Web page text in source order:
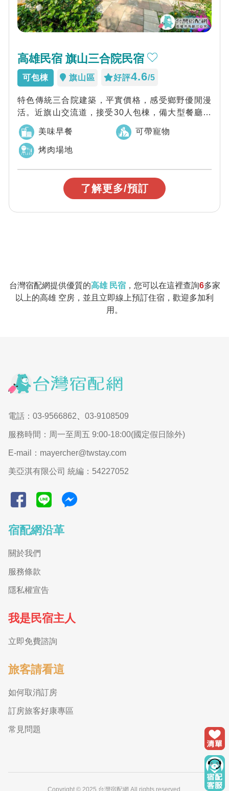
高雄民宿 旗山三合院民宿
可包棟 旗山區 好評4.6/5
特色傳統三合院建築，平實價格，感受鄉野優閒漫
活。近旗山交流道，接受30人包棟，備大型餐廳空
間。可會議、歡唱、烤肉，還可以帶毛小孩同...
美味早餐 可帶寵物
烤肉場地
了解更多/預訂
台灣宿配網提供優質的高雄 民宿，您可以在這裡查詢6多家
以上的高雄 空房，並且立即線上預訂住宿，歡迎多加利
用。
電話：03-9566862 03-9108509
服務時間：周一至周五 9:00-18:00(國定假日除外)
E-mail：mayercher@twstay.com
美亞淇有限公司 統編：54227052
宿配網沿革
關於我們
服務條款
隱私權宣告
我是民宿主人
立即免費諮詢
旅客請看這
如何取消訂房
訂房旅客好康專區
常見問題
Copyright © 2025 台灣宿配網 All rights reserved.